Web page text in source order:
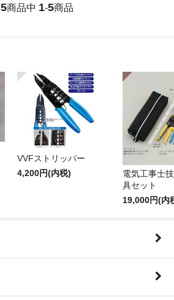
5商品中 1-5商品
VVFストリッパー
4,200円(内税)
電気工事士
具セット
19,000円(内